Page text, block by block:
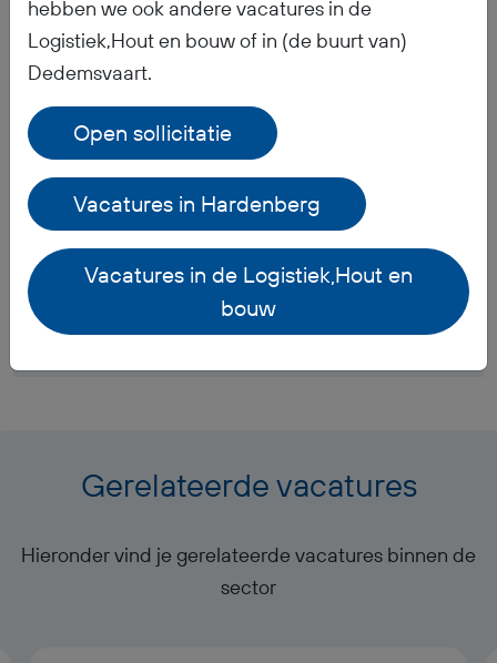
Wanneer ontvang ik mijn salaris?
Ontvang ik werkkleding?
Hoe is het pensioen geregeld?
Welke documenten moet ik meenemen voor mijn
inschrijving bij BR-Flex?
Waar kan ik mijn vakantiedagen vinden?
Gerelateerde vacatures
Hieronder vind je gerelateerde vacatures binnen de
sector
hebben we ook andere vacatures in de
Logistiek,Hout en bouw of in (de buurt van)
Dedemsvaart.
Open sollicitatie
Vacatures in Hardenberg
Vacatures in de Logistiek,Hout en
bouw